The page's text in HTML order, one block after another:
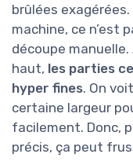
brûlées
machine, ce n’est
découpe
haut, les parties
hyper fines. On
certaine largeur
facilement. Donc,
précis, ça peut